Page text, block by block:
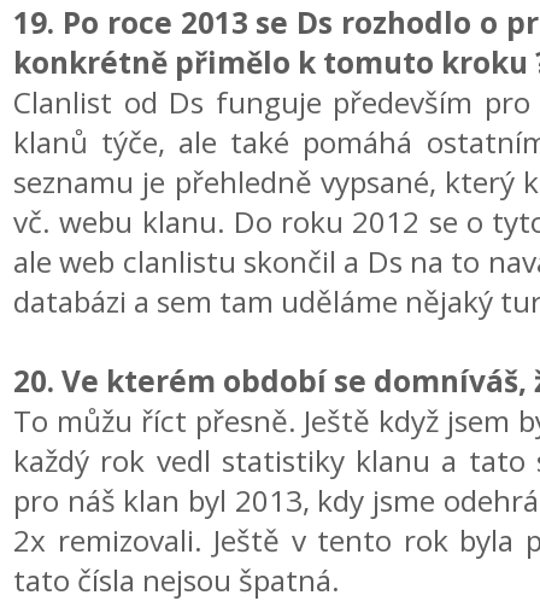
19. Po roce 2013 se Ds rozhodlo o
konkrétně přimělo k tomuto kroku
Clanlist od Ds funguje především
klanů týče, ale také pomáhá
seznamu je přehledně vypsané,
vč. webu klanu. Do roku 2012 se o
ale web clanlistu skončil a Ds na to
databázi a sem tam uděláme nějaký
20. Ve kterém období se domníváš,
To můžu říct přesně. Ještě když jsem
každý rok vedl statistiky klanu a tato
pro náš klan byl 2013, kdy jsme
2x remizovali. Ještě v tento rok byla
tato čísla nejsou špatná.